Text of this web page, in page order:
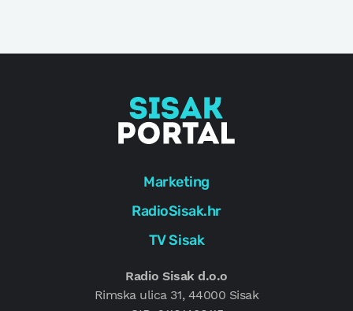
Marketing
RadioSisak.hr
TV Sisak
Radio Sisak d.o.o
Rimska ulica 31, 44000 Sisak